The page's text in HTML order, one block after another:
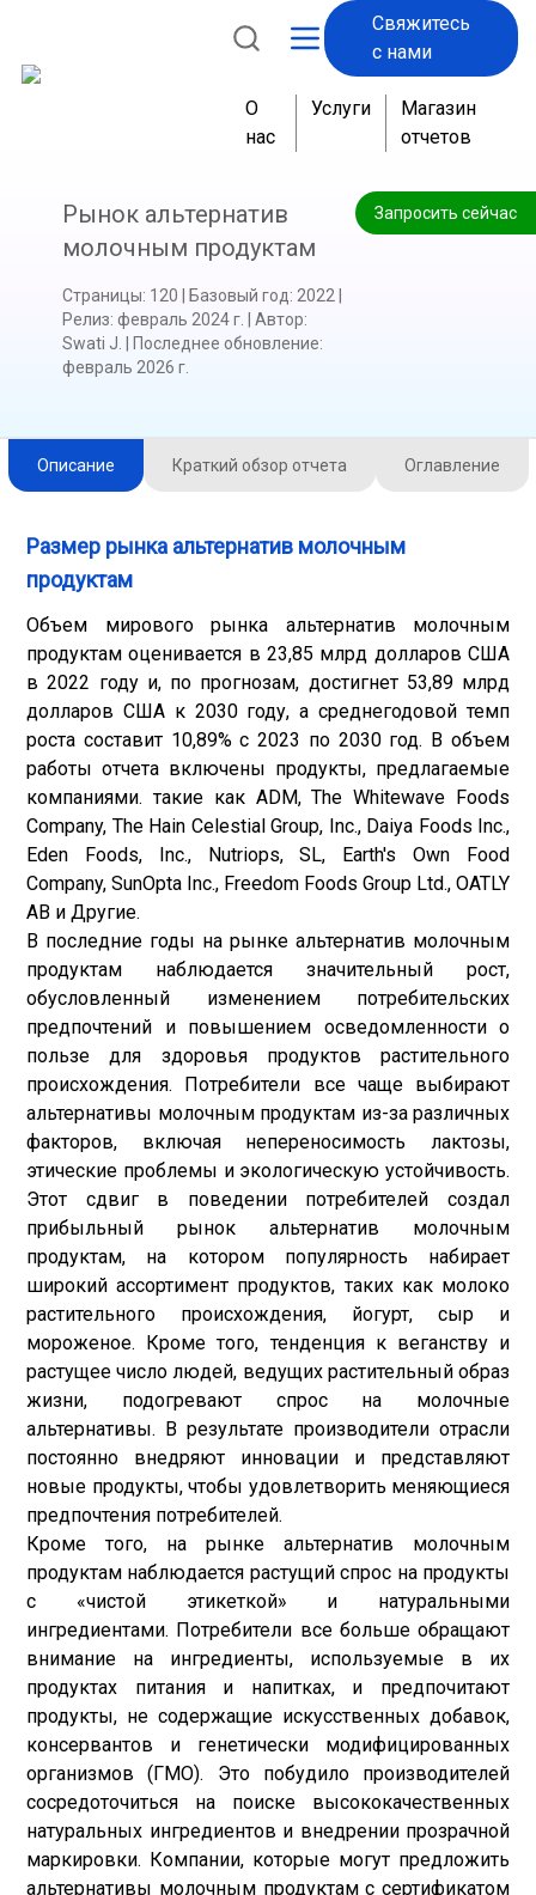
Свяжитесь
с нами
О
нас
Услуги
Магазин
отчетов
Запросить сейчас
Рынок альтернатив
молочным продуктам
Страницы: 120 Базовый год: 2022
Релиз: февраль 2024 г. Автор:
Swati J.
Последнее обновление:
февраль 2026 г.
Описание Краткий обзор отчета Оглавление
Размер рынка альтернатив молочным
продуктам
Объем мирового рынка альтернатив молочным
продуктам оценивается в 23,85 млрд долларов США
в 2022 году и, по прогнозам, достигнет 53,89 млрд
долларов США к 2030 году, а среднегодовой темп
роста составит 10,89% с 2023 по 2030 год. В объем
работы отчета включены продукты, предлагаемые
компаниями. такие как ADM, The Whitewave Foods
Company, The Hain Celestial Group, Inc., Daiya Foods Inc.,
Eden Foods, Inc., Nutriops, SL, Earth's Own Food
Company, SunOpta Inc., Freedom Foods Group Ltd., OATLY
AB и Другие.
В последние годы на рынке альтернатив молочным
продуктам наблюдается значительный рост,
обусловленный изменением потребительских
предпочтений и повышением осведомленности о
пользе для здоровья продуктов растительного
происхождения. Потребители все чаще выбирают
альтернативы молочным продуктам из-за различных
факторов, включая непереносимость лактозы,
этические проблемы и экологическую устойчивость.
Этот сдвиг в поведении потребителей создал
прибыльный рынок альтернатив молочным
продуктам, на котором популярность набирает
широкий ассортимент продуктов, таких как молоко
растительного происхождения, йогурт, сыр и
мороженое. Кроме того, тенденция к веганству и
растущее число людей, ведущих растительный образ
жизни, подогревают спрос на молочные
альтернативы. В результате производители отрасли
постоянно внедряют инновации и представляют
новые продукты, чтобы удовлетворить меняющиеся
предпочтения потребителей.
Кроме того, на рынке альтернатив молочным
продуктам наблюдается растущий спрос на продукты
с «чистой этикеткой» и натуральными
ингредиентами. Потребители все больше обращают
внимание на ингредиенты, используемые в их
продуктах питания и напитках, и предпочитают
продукты, не содержащие искусственных добавок,
консервантов и генетически модифицированных
организмов (ГМО). Это побудило производителей
сосредоточиться на поиске высококачественных
натуральных ингредиентов и внедрении прозрачной
маркировки. Компании, которые могут предложить
альтернативы молочным продуктам с сертификатом